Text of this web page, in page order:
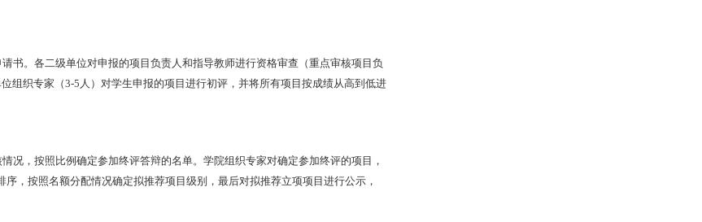
。各二级单位对申报的项目负责人和指导教师进行资格审查（重点审核项目负
组织专家（3-5人）对学生申报的项目进行初评，并将所有项目按成绩从高到低进
，按照比例确定参加终评答辩的名单。学院组织专家对确定参加终评的项目，
，按照名额分配情况确定拟推荐项目级别，最后对拟推荐立项项目进行公示，